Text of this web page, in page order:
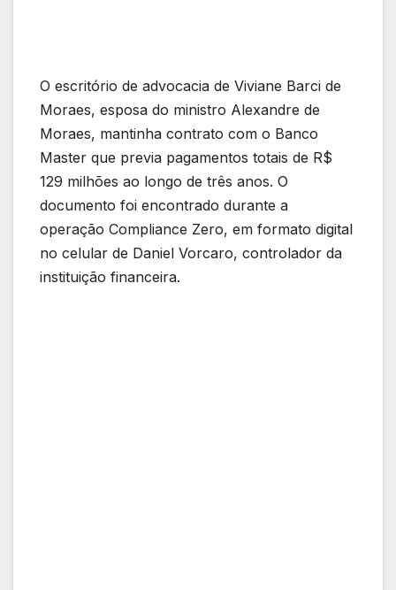
O escritório de advocacia de Viviane Barci de
Moraes, esposa do ministro Alexandre de
Moraes, mantinha contrato com o Banco
Master que previa pagamentos totais de R$
129 milhões ao longo de três anos. O
documento foi encontrado durante a
operação Compliance Zero, em formato digital
no celular de Daniel Vorcaro, controlador da
instituição financeira.